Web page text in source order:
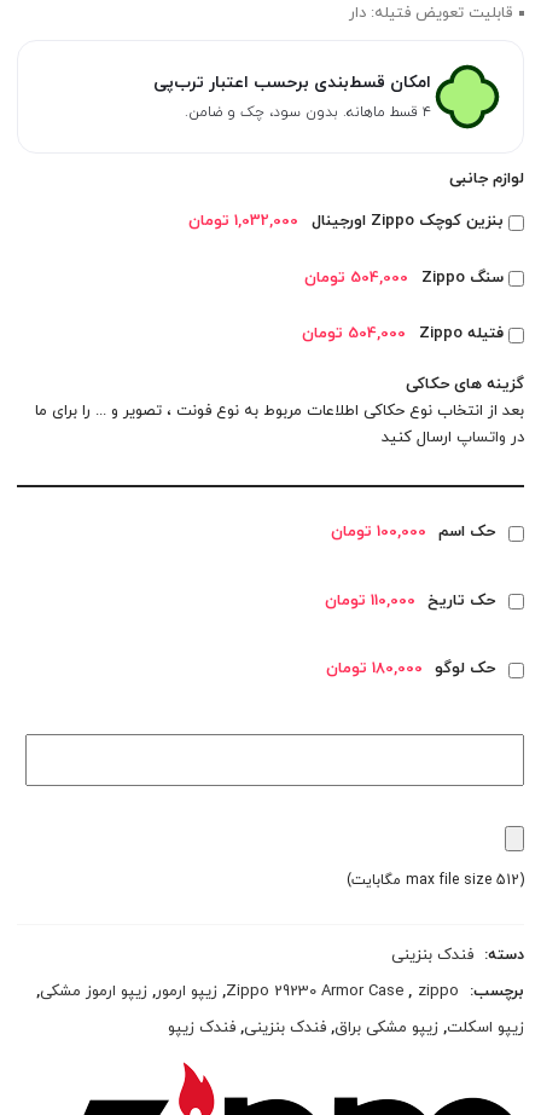
قابلیت تعویض فتیله: دار
امکان قسط‌بندی برحسب اعتبار ترب‌پی
۴ قسط ماهانه. بدون سود، چک و ضامن.
لوازم جانبی
بنزین کوچک Zippo اورجینال
1,032,000 تومان
سنگ Zippo 504,000 تومان
فتیله Zippo 504,000 تومان
گزینه های حکاکی
بعد از انتخاب نوع حکاکی اطلاعات مربوط به نوع فونت ، تصویر و ... را برای ما
در واتساپ ارسال کنید
حک اسم 100,000 تومان
حک تاریخ 110,000 تومان
حک لوگو 180,000 تومان
(max file size 512 مگابایت)
دسته: فندک بنزینی
برچسب:
zippo
,
Zippo 29230 Armor Case
, زیپو ارمور, زیپو ارموز مشکی,
زیپو اسکلت, زیپو مشکی براق,فندک بنزینی,فندک زیپو